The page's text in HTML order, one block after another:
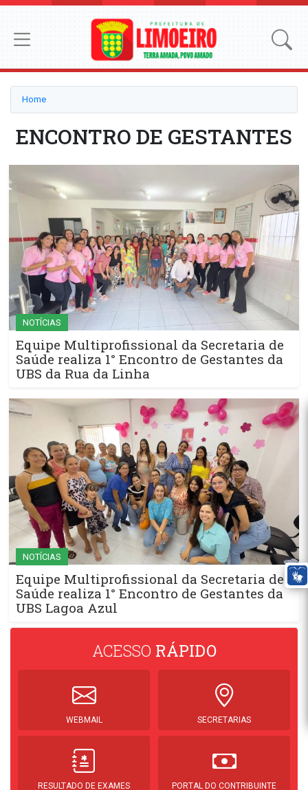
Home
ENCONTRO DE GESTANTES
NOTÍCIAS
Equipe Multiprofissional da Secretaria de
Saúde realiza 1° Encontro de Gestantes da
UBS da Rua da Linha
NOTÍCIAS
Equipe Multiprofissional da Secretaria de
Saúde realiza 1° Encontro de Gestantes da
UBS Lagoa Azul
ACESSO RÁPIDO
WEBMAIL SECRETARIAS
RESULTADO DE EXAMES PORTAL DO CONTRIBUINTE